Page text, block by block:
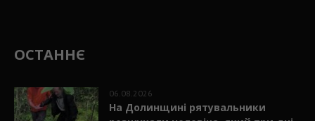
ОСТАННЄ
06.08.2026
На Долинщині рятувальники